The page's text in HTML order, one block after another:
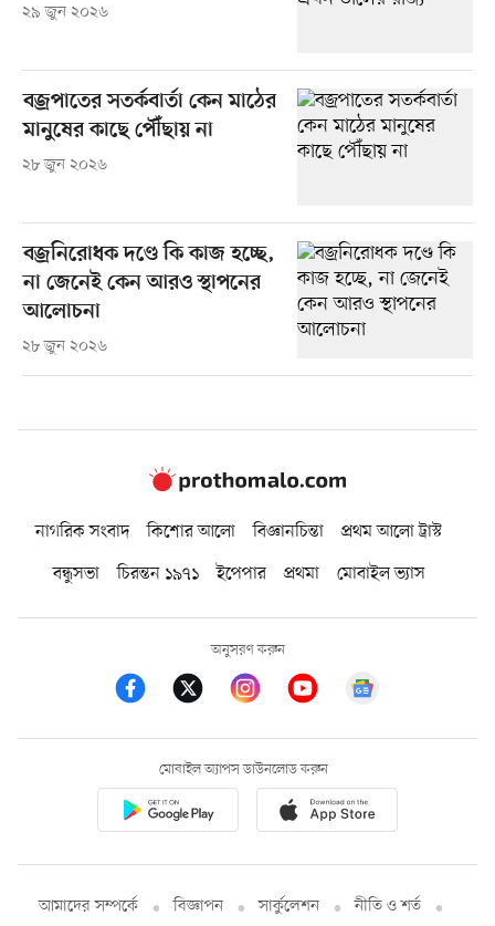
২৯ জুন ২০২৬
বজ্রপাতের সতর্কবার্তা কেন মাঠের
মানুষের কাছে পৌঁছায় না
২৮ জুন ২০২৬
বজ্রনিরোধক দণ্ডে কি কাজ হচ্ছে,
না জেনেই কেন আরও স্থাপনের
আলোচনা
২৮ জুন ২০২৬
নাগরিক সংবাদ কিশোর আলো বিজ্ঞানচিন্তা
প্রথম আলো ট্রাস্ট
বন্ধুসভা
চিরন্তন ১৯৭১ ইপেপার প্রথমা মোবাইল ভ্যাস
অনুসরণ করুন
মোবাইল অ্যাপস ডাউনলোড করুন
আমাদের সম্পর্কে বিজ্ঞাপন সার্কুলেশন নীতি ও শর্ত